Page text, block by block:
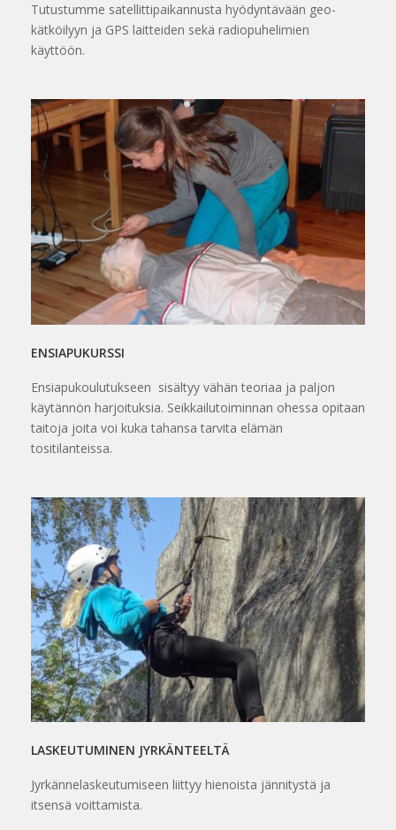
Tutustumme satellittipaikannusta hyödyntävään geo-
kätköilyyn ja GPS laitteiden sekä radiopuhelimien
käyttöön.
ENSIAPUKURSSI
Ensiapukoulutukseen sisältyy vähän teoriaa ja paljon
käytännön harjoituksia. Seikkailutoiminnan ohessa opitaan
taitoja joita voi kuka tahansa tarvita elämän
tositilanteissa.
LASKEUTUMINEN JYRKÄNTEELTÄ
Jyrkännelaskeutumiseen liittyy hienoista jännitystä ja
itsensä voittamista.